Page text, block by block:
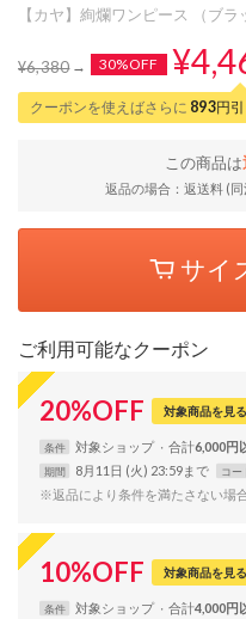
【カヤ】絢爛ワンピース （ブラ
¥6,380 30%OFF
クーポンを使えばさらに 893円引
この商品は
返品の場合：返送料 (
サイ
ご利用可能なクーポン
20%OFF 対象商品を見る
条件 対象ショップ 合計6,000円
期間 8月11日 (火) 23:59まで コー
※返品により条件を満たさない場
10%OFF 対象商品を見る
条件 対象ショップ 合計4,000円